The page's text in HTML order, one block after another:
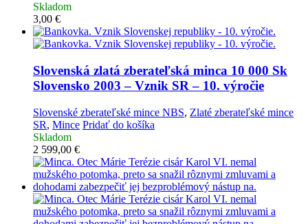
Skladom
3,00 €
Slovenská zlatá zberateľská minca 10 000 Sk
Slovensko 2003 – Vznik SR – 10. výročie
Slovenské zberateľské mince NBS, Zlaté zberateľské mince
SR, Mince Pridať do košíka
Skladom
2 599,00 €